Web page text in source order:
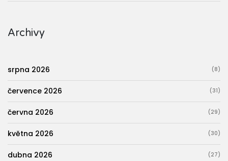
Archivy
srpna 2026 (8)
července 2026 (31)
června 2026 (29)
května 2026 (30)
dubna 2026 (27)